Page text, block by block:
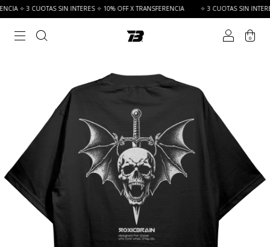
✧ 3 CUOTAS SIN INTERES ✧ 10% OFF X TRANSFERENCIA ✧ 3 CUOTAS SIN
0